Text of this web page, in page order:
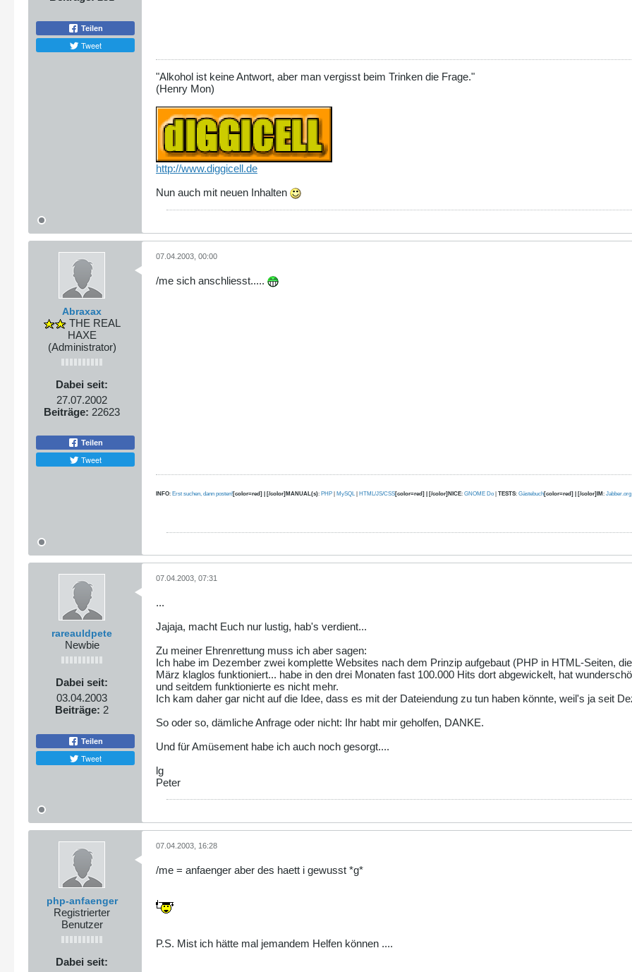
Teilen
Tweet
"Alkohol ist keine Antwort, aber man vergisst beim Trinken die Frage."
(Henry Mon)
http://www.diggicell.de
Nun auch mit neuen Inhalten
Abraxax
THE REAL
HAXE
(Administrator)
Dabei seit:
27.07.2002
Beiträge: 22623
Teilen
Tweet
07.04.2003, 00:00
/me sich anschliesst.....
INFO: Erst suchen, dann posten![color=red] | [/color]MANUAL(s): PHP | MySQL | HTML/JS/CSS[color=red] | [/color]NICE: GNOME Do | TESTS: Gästebuch[color=red] | [/color]IM: Jabber.org
rareauldpete
Newbie
Dabei seit:
03.04.2003
Beiträge: 2
Teilen
Tweet
07.04.2003, 07:31
...
Jajaja, macht Euch nur lustig, hab's verdient...
Zu meiner Ehrenrettung muss ich aber sagen:
Ich habe im Dezember zwei komplette Websites nach dem Prinzip aufgebaut (PHP in HTML-Seiten,
März klaglos funktioniert... habe in den drei Monaten fast 100.000 Hits dort abgewickelt, hat
und seitdem funktionierte es nicht mehr.
Ich kam daher gar nicht auf die Idee, dass es mit der Dateiendung zu tun haben könnte, weil's ja seit
So oder so, dämliche Anfrage oder nicht: Ihr habt mir geholfen, DANKE.
Und für Amüsement habe ich auch noch gesorgt....
lg
Peter
php-anfaenger
Registrierter
Benutzer
Dabei seit:
07.04.2003, 16:28
/me = anfaenger aber des haett i gewusst *g*
P.S. Mist ich hätte mal jemandem Helfen können ....